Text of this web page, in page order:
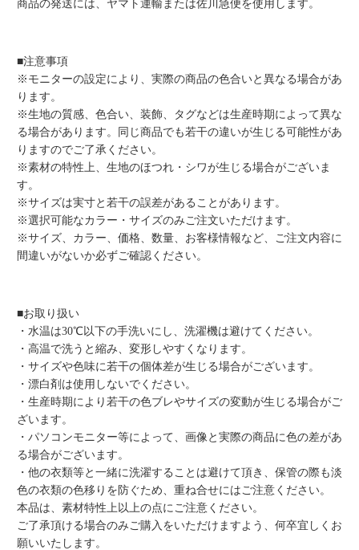
商品の発送には、ヤマト運輸または佐川急便を使用します。
■注意事項
※モニターの設定により、実際の商品の色合いと異なる場合があ
ります。
※生地の質感、色合い、装飾、タグなどは生産時期によって異な
る場合があります。同じ商品でも若干の違いが生じる可能性があ
りますのでご了承ください。
※素材の特性上、生地のほつれ・シワが生じる場合がございま
す。
※サイズは実寸と若干の誤差があることがあります。
※選択可能なカラー・サイズのみご注文いただけます。
※サイズ、カラー、価格、数量、お客様情報など、ご注文内容に
間違いがないか必ずご確認ください。
■お取り扱い
・水温は30℃以下の手洗いにし、洗濯機は避けてください。
・高温で洗うと縮み、変形しやすくなります。
・サイズや色味に若干の個体差が生じる場合がございます。
・漂白剤は使用しないでください。
・生産時期により若干の色ブレやサイズの変動が生じる場合がご
ざいます。
・パソコンモニター等によって、画像と実際の商品に色の差があ
る場合がございます。
・他の衣類等と一緒に洗濯することは避けて頂き、保管の際も淡
色の衣類の色移りを防ぐため、重ね合せにはご注意ください。
本品は、素材特性上以上の点にご注意ください。
ご了承頂ける場合のみご購入をいただけますよう、何卒宜しくお
願いいたします。